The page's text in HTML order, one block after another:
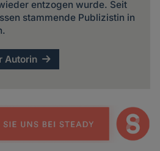
entzogen wurde. Seit
stammende Publizistin in
Autorin